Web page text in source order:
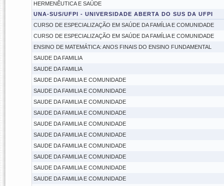
HERMENÊUTICA E SAÚDE
UNA-SUS/UFPI - UNIVERSIDADE ABERTA DO SUS DA UFPI
CURSO DE ESPECIALIZAÇÃO EM SAÚDE DA FAMÍLIA E COMUNIDADE
CURSO DE ESPECIALIZAÇÃO EM SAÚDE DA FAMÍLIA E COMUNIDADE
ENSINO DE MATEMÁTICA: ANOS FINAIS DO ENSINO FUNDAMENTAL
SAUDE DA FAMILIA
SAUDE DA FAMILIA
SAUDE DA FAMILIA E COMUNIDADE
SAUDE DA FAMILIA E COMUNIDADE
SAUDE DA FAMILIA E COMUNIDADE
SAUDE DA FAMILIA E COMUNIDADE
SAUDE DA FAMILIA E COMUNIDADE
SAUDE DA FAMILIA E COMUNIDADE
SAUDE DA FAMILIA E COMUNIDADE
SAUDE DA FAMILIA E COMUNIDADE
SAUDE DA FAMILIA E COMUNIDADE
SAUDE DA FAMILIA E COMUNIDADE